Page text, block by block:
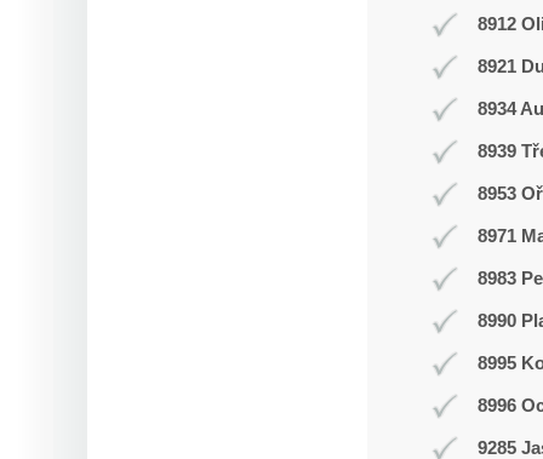
8912
8921
8934
8939
8953
8971
8983
8990
8995
8996
9285